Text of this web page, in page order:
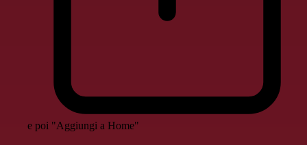
e poi "Aggiungi a Home"